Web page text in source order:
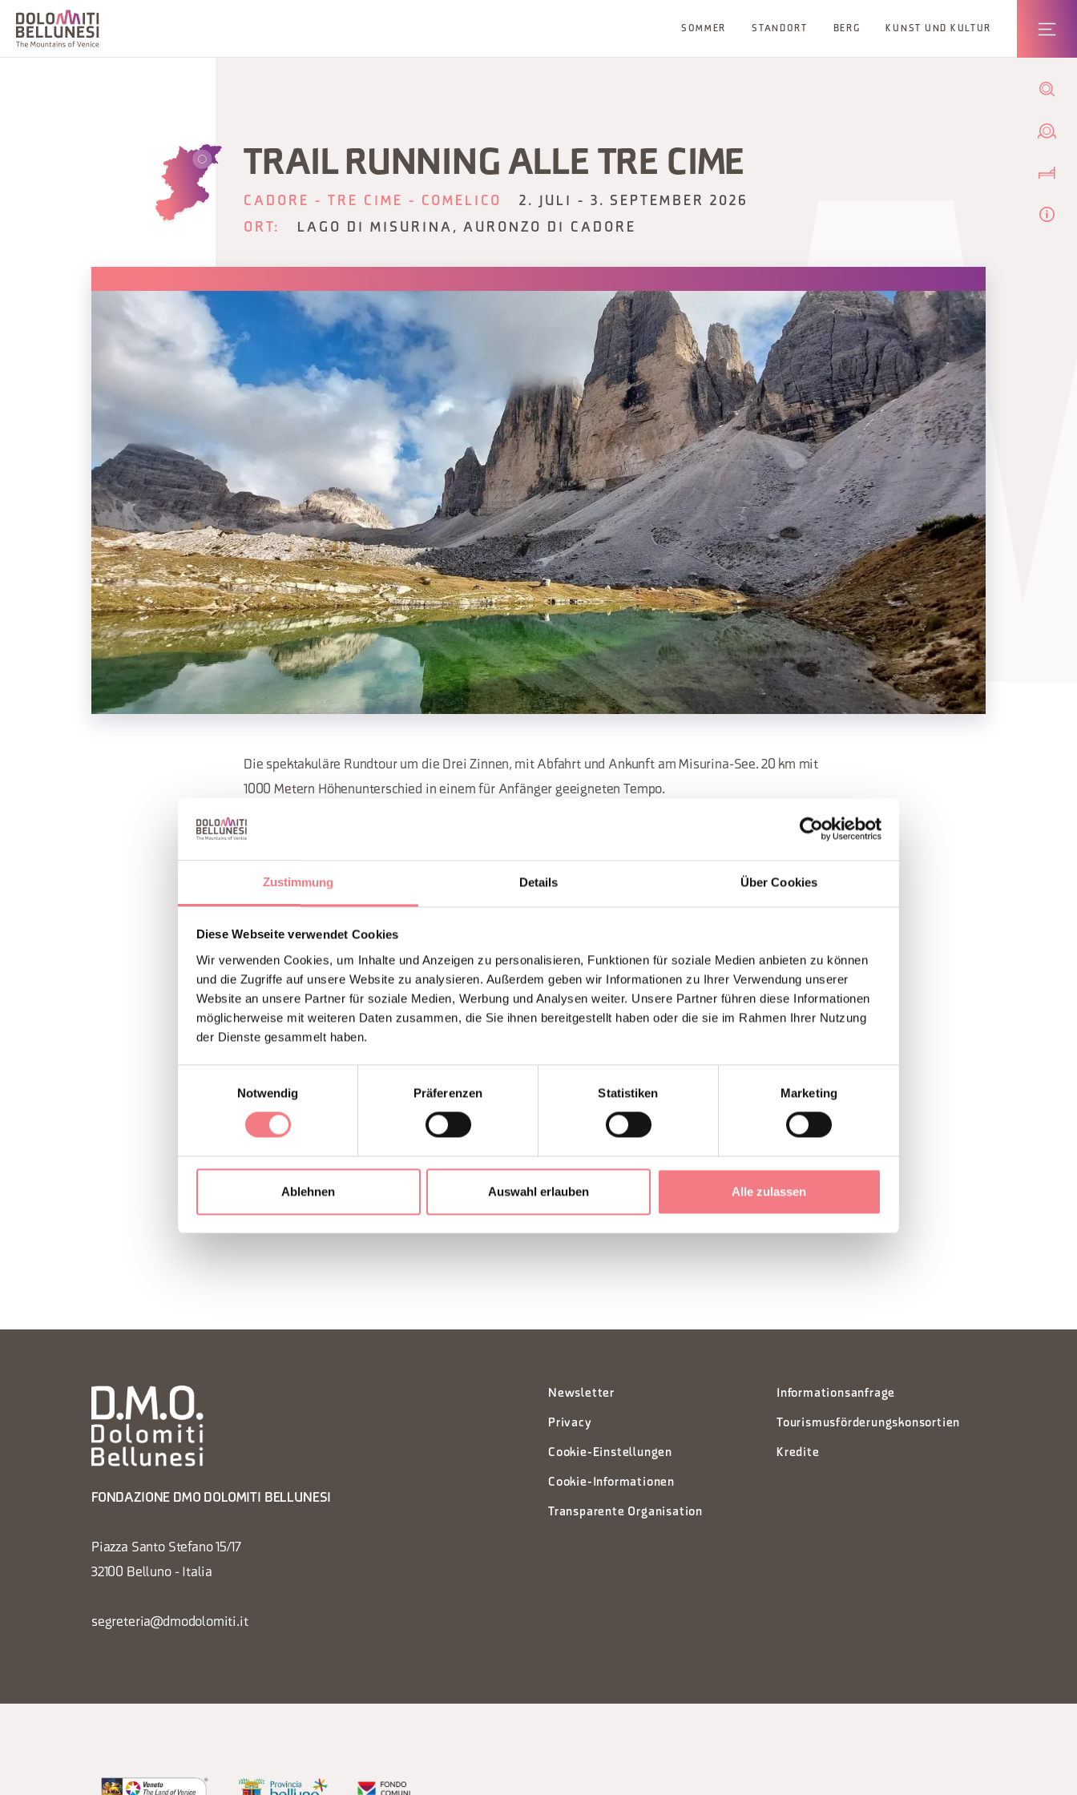
Zustimmung Details Über Cookies
Diese Webseite verwendet Cookies
Wir verwenden Cookies, um Inhalte und Anzeigen zu personalisieren, Funktionen für soziale Medien anbieten zu können
und die Zugriffe auf unsere Website zu analysieren. Außerdem geben wir Informationen zu Ihrer Verwendung unserer
Website an unsere Partner für soziale Medien, Werbung und Analysen weiter. Unsere Partner führen diese Informationen
möglicherweise mit weiteren Daten zusammen, die Sie ihnen bereitgestellt haben oder die sie im Rahmen Ihrer Nutzung
der Dienste gesammelt haben.
Notwendig
Präferenzen Statistiken Marketing
Ablehnen Auswahl erlauben Alle zulassen
SOMMER STANDORT BERG KUNST UND KULTUR
TRAIL RUNNING ALLE TRE CIME
CADORE - TRE CIME - COMELICO
2. JULI - 3. SEPTEMBER 2026
ORT:
LAGO DI MISURINA, AURONZO DI CADORE
Die spektakuläre Rundtour um die Drei Zinnen, mit Abfahrt und Ankunft am Misurina-See. 20 km mit
1000 Metern Höhenunterschied in einem für Anfänger geeigneten Tempo.
Preis: 35€, 30€ mit Tre Cime Card.
Mindestalter: 18 Jahre Dauer: 5 Stunden
INFOS UND KONTAKTE DES VERANSTALTERS
Consorzio Turistico Trecimedolomiti
(0039) 0435 99603
INFORMATIONEN ANFORDERN
FONDAZIONE DMO DOLOMITI BELLUNESI
Piazza Santo Stefano 15/17
32100 Belluno - Italia
segreteria@dmodolomiti.it
Newsletter
Privacy
Cookie-Einstellungen
Cookie-Informationen
Transparente Organisation
Informationsanfrage
Tourismusförderungskonsortien
Kredite